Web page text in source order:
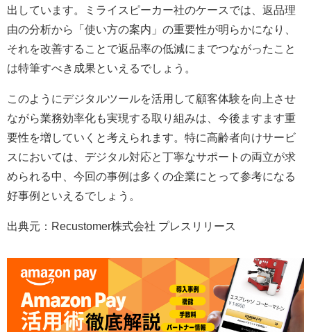
出しています。ミライスピーカー社のケースでは、返品理
由の分析から「使い方の案内」の重要性が明らかになり、
それを改善することで返品率の低減にまでつながったこと
は特筆すべき成果といえるでしょう。
このようにデジタルツールを活用して顧客体験を向上させ
ながら業務効率化も実現する取り組みは、今後ますます重
要性を増していくと考えられます。特に高齢者向けサービ
スにおいては、デジタル対応と丁寧なサポートの両立が求
められる中、今回の事例は多くの企業にとって参考になる
好事例といえるでしょう。
出典元：Recustomer株式会社 プレスリリース